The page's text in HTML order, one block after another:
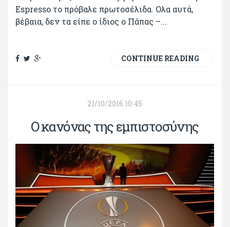
Εspresso το πρόβαλε πρωτοσέλιδα. Ολα αυτά,
βέβαια, δεν τα είπε ο ίδιος ο Πάπας –...
CONTINUE READING
21/10/2016 10:45
Ο κανόνας της εμπιστοσύνης